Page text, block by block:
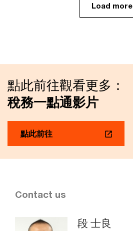
Load more
點此前往觀看更多：
稅務一點通影片
點此前往
Contact us
段 士良